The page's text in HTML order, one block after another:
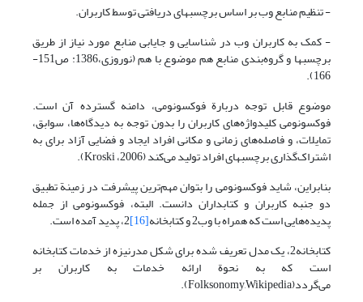
- تنظیم منابع وب بر اساس برچسبهای دریافتی توسط کاربران.
- کمک به کاربران وب در شناسایی و جایابی منابع مورد نیاز از طریق
برچسبها و گروه‌بندی منابع هم موضوع با هم (نوروزی،1386: ص151-
166).
موضوع قابل توجه دربارة فوکسونومی، دامنه گسترده آن است.
فوکسونومی کلیدواژه‌های کاربران را بدون توجه به دیدگاه‌ها، سوابق،
تمایلات، و فاصله‌های زمانی و مکانی افراد ایجاد و فضایی آزاد برای به
اشتراک‌گذاری برچسبهای افراد تولید می‌کند (Kroski ،2006).
بنابراین، شاید فوکسونومی را بتوان مهم‌ترین پیشرفت در زمینة تطبیق
دو جنبه کاربران و کتابداران دانست. البته، فوکسونومی از جمله
پدیده‌هایی است که همراه با وب2 و کتابخانه [16]
2، پدید آمده است.
کتابخانه2، یک مدل تعریف شده برای شکل مدرنیزه از خدمات کتابخانه
است که به نحوة ارائه خدمات به کاربران بر
می‌گردد(Folksonomy,Wikipedia).